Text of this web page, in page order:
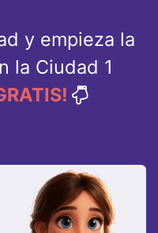
y empieza la
la Ciudad 1